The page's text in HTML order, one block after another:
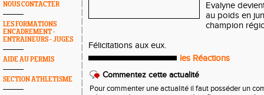
NOUS CONTACTER
LES FORMATIONS
ENCADREMENT -
ENTRAINEURS - JUGES
AIDE AU PERMIS
SECTION ATHLETISME
Evalyne
au poids en
champion
Félicitations aux eux.
les Réactions
Commentez cette actualité
Pour commenter une actualité il faut posséder un